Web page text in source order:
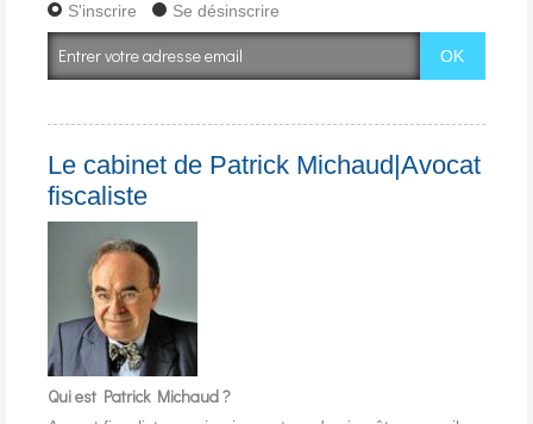
S'inscrire Se désinscrire
Le cabinet de Patrick Michaud|Avocat
fiscaliste
Qui est Patrick Michaud ?